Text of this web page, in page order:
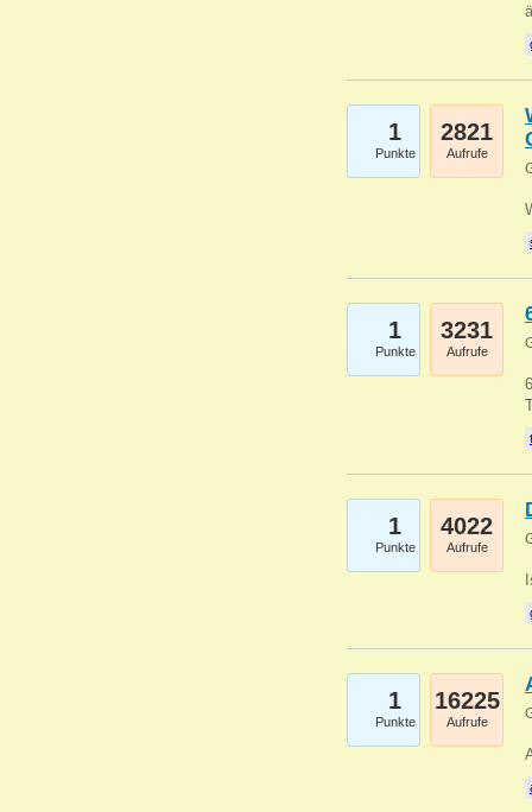
1
Punkte
2821
Aufrufe
1
Punkte
3231
Aufrufe
1
Punkte
4022
Aufrufe
1
Punkte
16225
Aufrufe